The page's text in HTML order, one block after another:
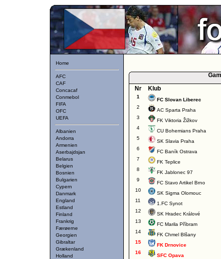
Home
AFC
CAF
Concacaf
Conmebol
FIFA
OFC
UEFA
Albanien
Andorra
Armenien
Aserbajdsjan
Belarus
Belgien
Bosnien
Bulgarien
Cypern
Danmark
England
Estland
Finland
Frankrig
Færøerne
Georgien
Gibraltar
Grækenland
Holland
Nr
Klub
1
FC Slovan Liberec
2
AC Sparta Praha
3
FK Viktoria Žižkov
4
CU Bohemians Praha
5
SK Slavia Praha
6
FC Baník Ostrava
7
FK Teplice
8
FK Jablonec 97
9
FC Stavo Artikel Brno
10
SK Sigma Olomouc
11
1.FC Synot
12
SK Hradec Králové
13
FC Marila Příbram
14
FK Chmel Blšany
15
FK Drnovice
16
SFC Opava